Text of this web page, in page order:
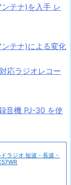
テナ)を入手 レ
テナ)による変化
応ラジオレコー
音機 PJ-30 を使
ラジオ 短波・長波・